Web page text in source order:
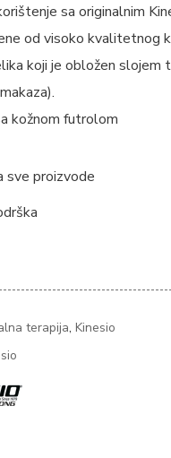
sa originalnim
od visoko kvalitetnog
koji je obložen slojem
kožnom futrolom
sve proizvode
terapija, Kinesio